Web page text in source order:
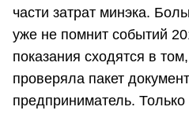
части затрат минэка.
уже не помнит событий
показания сходятся в
проверяла пакет
предприниматель.